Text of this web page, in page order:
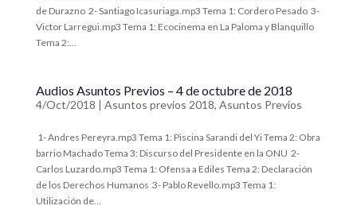
de Durazno 2- Santiago Icasuriaga.mp3 Tema 1: Cordero Pesado 3-
Victor Larregui.mp3 Tema 1: Ecocinema en La Paloma y Blanquillo
Tema 2:...
Audios Asuntos Previos – 4 de octubre de 2018
4/Oct/2018 | Asuntos previos 2018, Asuntos Previos
1- Andres Pereyra.mp3 Tema 1: Piscina Sarandi del Yi Tema 2: Obra
barrio Machado Tema 3: Discurso del Presidente en la ONU 2-
Carlos Luzardo.mp3 Tema 1: Ofensa a Ediles Tema 2: Declaración
de los Derechos Humanos 3- Pablo Revello.mp3 Tema 1:
Utilización de...